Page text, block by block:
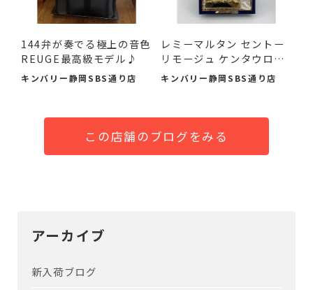
144弁が奏でる極上の音色
REUGE最高級モデル♪
キンバリー静岡SBS通り店
レミーマルタン セントー
リモージュ ケンタウロ
ス...
キンバリー静岡SBS通り店
この店舗のブログをみる
アーカイブ
新入荷ブログ